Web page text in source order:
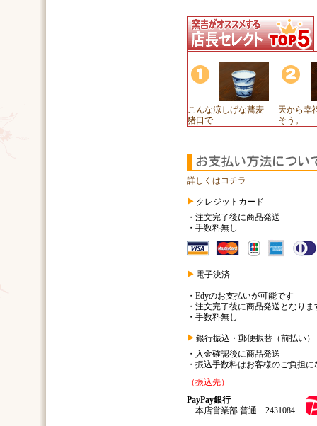
こんな涼しげな蕎麦
猪口で
天から幸
そう。
詳しくはコチラ
クレジットカード
・注文完了後に商品発送
・手数料無し
電子決済
・Edyのお支払いが可能です
・注文完了後に商品発送となりま
・手数料無し
銀行振込・郵便振替（前払い）
・入金確認後に商品発送
・振込手数料はお客様のご負担
（振込先）
PayPay銀行
本店営業部 普通 2431084